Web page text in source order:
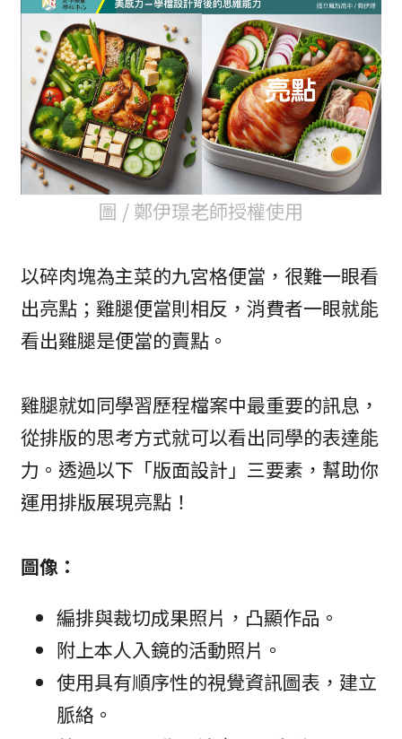
圖 / 鄭伊璟老師授權使用
以碎肉塊為主菜的九宮格便當，很難一眼看
出亮點；雞腿便當則相反，消費者一眼就能
看出雞腿是便當的賣點。
雞腿就如同學習歷程檔案中最重要的訊息，
從排版的思考方式就可以看出同學的表達能
力。透過以下「版面設計」三要素，幫助你
運用排版展現亮點！
圖像：
編排與裁切成果照片，凸顯作品。
附上本人入鏡的活動照片。
使用具有順序性的視覺資訊圖表，建立
脈絡。